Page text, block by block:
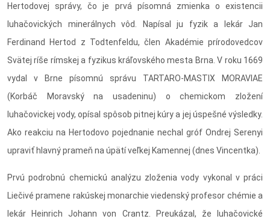
Hertodovej správy, čo je prvá písomná zmienka o existencii
luhačovických minerálnych vôd. Napísal ju fyzik a lekár Jan
Ferdinand Hertod z Todtenfeldu, člen Akadémie prírodovedcov
Svätej ríše rímskej a fyzikus kráľovského mesta Brna. V roku 1669
vydal v Brne písomnú správu TARTARO-MASTIX MORAVIAE
(Korbáč Moravský na usadeninu) o chemickom zložení
luhačovickej vody, opísal spôsob pitnej kúry a jej úspešné výsledky.
Ako reakciu na Hertodovo pojednanie nechal gróf Ondrej Serenyi
upraviť hlavný prameň na úpätí veľkej Kamennej (dnes Vincentka).
Prvú podrobnú chemickú analýzu zloženia vody vykonal v práci
Liečivé pramene rakúskej monarchie viedenský profesor chémie a
lekár Heinrich Johann von Crantz. Preukázal, že luhačovické